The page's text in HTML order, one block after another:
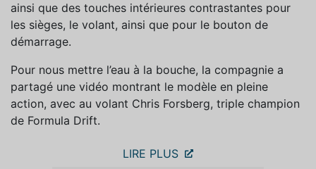
ainsi que des touches intérieures contrastantes pour
les sièges, le volant, ainsi que pour le bouton de
démarrage.
Pour nous mettre l’eau à la bouche, la compagnie a
partagé une vidéo montrant le modèle en pleine
action, avec au volant Chris Forsberg, triple champion
de Formula Drift.
LIRE PLUS